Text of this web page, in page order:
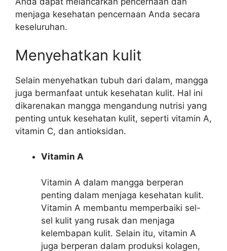
menjaga kesehatan pencernaan Anda secara
keseluruhan.
Menyehatkan kulit
Selain menyehatkan tubuh dari dalam, mangga
juga bermanfaat untuk kesehatan kulit. Hal ini
dikarenakan mangga mengandung nutrisi yang
penting untuk kesehatan kulit, seperti vitamin A,
vitamin C, dan antioksidan.
Vitamin A
Vitamin A dalam mangga berperan
penting dalam menjaga kesehatan kulit.
Vitamin A membantu memperbaiki sel-
sel kulit yang rusak dan menjaga
kelembapan kulit. Selain itu, vitamin A
juga berperan dalam produksi kolagen,